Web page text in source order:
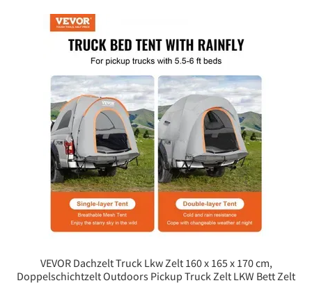
VEVOR Dachzelt Truck Lkw Zelt 160 x 165 x 170 cm,
Doppelschichtzelt Outdoors Pickup Truck Zelt LKW Bett Zelt